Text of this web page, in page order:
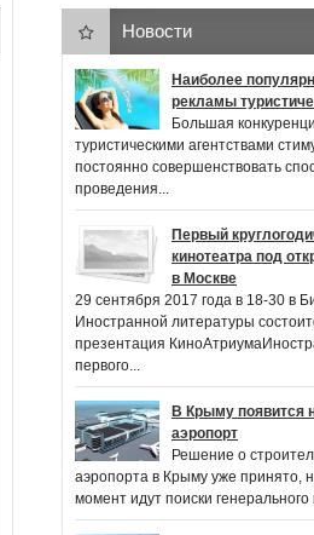
Новости
Наиболее
рекламы
Большая
туристическими агентствами
постоянно совершенствовать
проведения...
Первый
кинотеатра под
в Москве
29 сентября 2017 года в 18-30 в
Иностранной литературы
презентация
первого...
В Крыму появится
аэропорт
Решение о
аэропорта в Крыму уже принято,
момент идут поиски генерального